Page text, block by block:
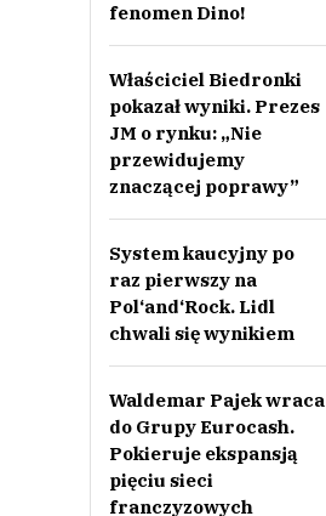
fenomen Dino!
Właściciel Biedronki
pokazał wyniki. Prezes
JM o rynku: „Nie
przewidujemy
znaczącej poprawy”
System kaucyjny po
raz pierwszy na
Pol‘and‘Rock. Lidl
chwali się wynikiem
Waldemar Pajek wraca
do Grupy Eurocash.
Pokieruje ekspansją
pięciu sieci
franczyzowych